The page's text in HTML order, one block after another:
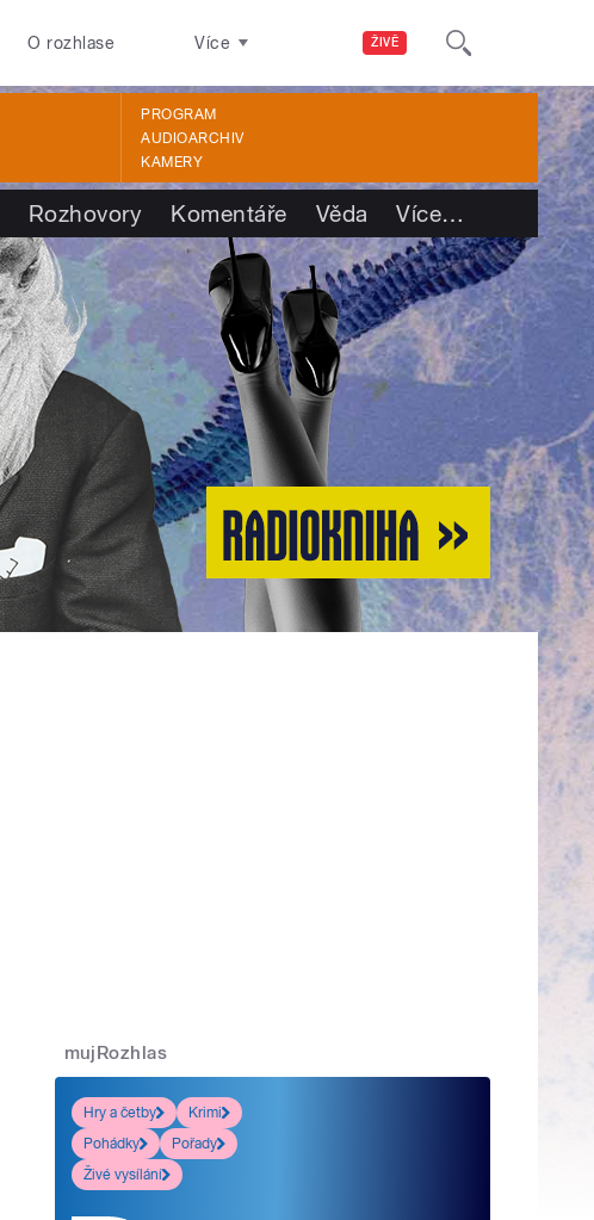
ŽIVĚ
O rozhlase Více
PROGRAM
AUDIOARCHIV
KAMERY
Rozhovory Komentáře Věda Více…
mujRozhlas
Hry a četby
Krimi
Pohádky
Pořady
Živé vysílání